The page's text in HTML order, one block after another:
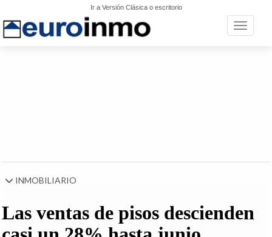
Ir a Versión Clásica o escritorio
Toggle
INMOBILIARIO
Las ventas de pisos descienden